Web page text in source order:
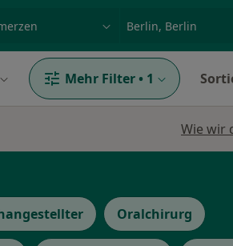
Mehr Filter • 1
Wie wir
Oralchirurg